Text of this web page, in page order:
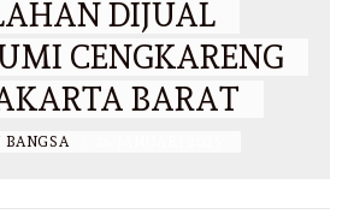
DIJUAL
CENGKARENG
BARAT
BANGSA